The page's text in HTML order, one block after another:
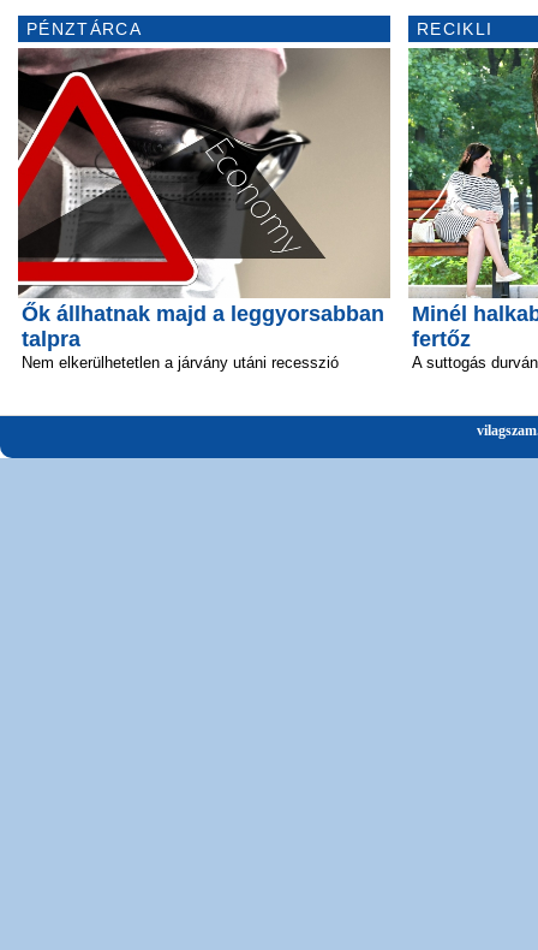
PÉNZTÁRCA
Ők állhatnak majd a leggyorsabban
talpra
Nem elkerülhetetlen a járvány utáni recesszió
RECIKLI
Minél
fertőz
A suttogás